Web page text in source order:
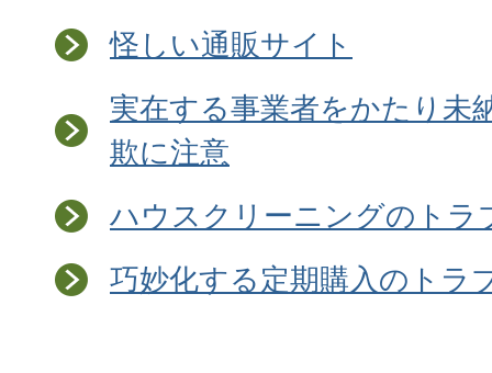
怪しい通販サイト
実在する事業者をかたり未
欺に注意
ハウスクリーニングのトラ
巧妙化する定期購入のトラ